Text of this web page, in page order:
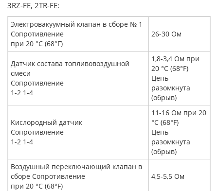
3RZ-FE, 2TR-FE:
Электровакуумный клапан в сборе № 1
Сопротивление
при 20 °C (68°F)
26-30 Ом
Датчик состава топливовоздушной
смеси
Сопротивление
1-2 1-4
1,8-3,4 Ом при
20 °C (68°F)
Цепь
разомкнута
(обрыв)
Кислородный датчик
Сопротивление
1-2 1-4
11-16 Ом при 20
°C (68°F)
Цепь
разомкнута
(обрыв)
Воздушный переключающий клапан в
сборе Сопротивление
при 20 °C (68°F)
4,5-5,5 Ом